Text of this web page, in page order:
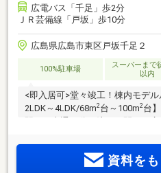
広電バス「千足」歩2分
ＪＲ芸備線「戸坂」歩10分
広島県広島市東区戸坂千足２
100%駐車場
スーパーまで
以内
<即入居可>堂々竣工！棟内モデ
2LDK～4LDK/68m2 台～100m2 台
駅まで直通11分（注）。間口が広
内に商業施設、金融機関、医療
足」バス停徒歩2分
資料を